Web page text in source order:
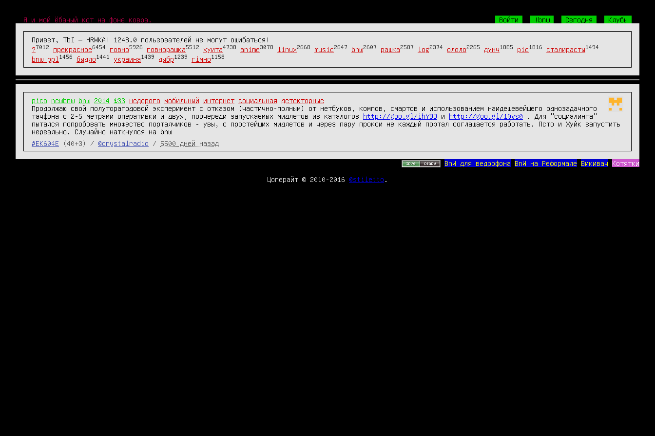
Я и мой ёбаный кот на фоне ковра. Войти !bnw Сегодня Клубы
Привет, TbI — HRWKA! 1248.0 пользователей не могут ошибаться!
?7012 прекрасное6454 говно5926 говнорашка5512 хуита4738 anime3078 linux2668 music2647 bnw2607 рашка2587 log2374 ололо2265 дунч1885 pic1816 сталирасты1494
bnw_ppl 1456 быдло1441 украина1439 дыбр1239 гімно1158
pico newbnw bnw 2014 $33 недорого мобильный интернет социальная
детекторные
Продолжаю свой полуторагодовой эксперимент с отказом (частично-полным) от нетбуков, компов, смартов и использованием наидешевейшего однозадачного
тачфона с 2-5 метрами оперативки и двух, поочереди запускаемых мидлетов из каталогов http://goo.gl/ihY9O и http://goo.gl/10vs0 . Для "социалинга"
пытался попробовать множество порталчиков - увы, с простейших мидлетов и через пару прокси не каждый портал соглашается работать. Псто и Жуйк запустить
нереально. Случайно наткнулся на bnw
#EK604E
(40+3) / @crystalradio / 5500 дней назад
BnW для ведрофона BnW на Реформале Викивач Котятки
Цоперайт © 2010-2016 @stiletto